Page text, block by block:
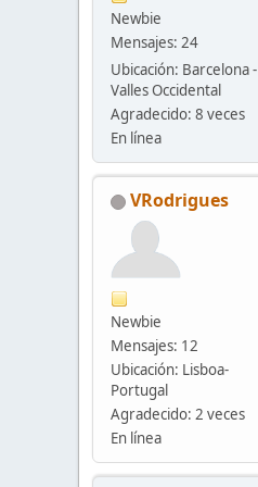
Newbie
Mensajes: 24
Ubicación: Barcelona -
Valles Occidental
Agradecido: 8 veces
En línea
VRodrigues
Newbie
Mensajes: 12
Ubicación: Lisboa-
Portugal
Agradecido: 2 veces
En línea